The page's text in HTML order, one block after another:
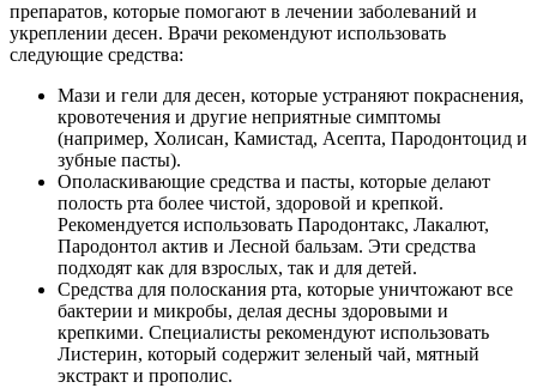
препаратов, которые помогают в лечении заболеваний и
укреплении десен. Врачи рекомендуют использовать
следующие средства:
Мази и гели для десен, которые устраняют покраснения,
кровотечения и другие неприятные симптомы
(например, Холисан, Камистад, Асепта, Пародонтоцид и
зубные пасты).
Ополаскивающие средства и пасты, которые делают
полость рта более чистой, здоровой и крепкой.
Рекомендуется использовать Пародонтакс, Лакалют,
Пародонтол актив и Лесной бальзам. Эти средства
подходят как для взрослых, так и для детей.
Средства для полоскания рта, которые уничтожают все
бактерии и микробы, делая десны здоровыми и
крепкими. Специалисты рекомендуют использовать
Листерин, который содержит зеленый чай, мятный
экстракт и прополис.